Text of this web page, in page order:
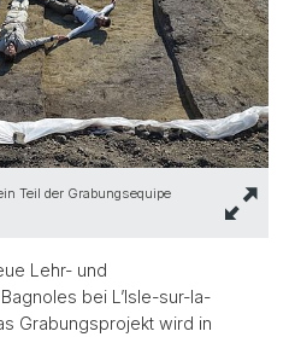
Teil der Grabungsequipe
Lehr- und
bei L’Isle-sur-la-
Grabungsprojekt wird in